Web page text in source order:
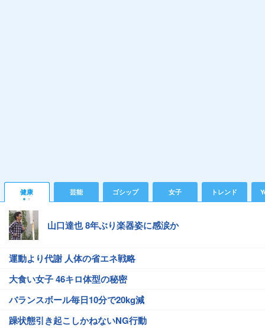
健康 芸能 ゴシップ 女子 トレンド
山口達也 8年ぶり楽器姿に感涙か
運動より代謝 人体の省エネ戦略
大食い女子 46キロ体型の秘密
バランスボール毎日10分で20kg減
躁状態引き起こしかねないNG行動